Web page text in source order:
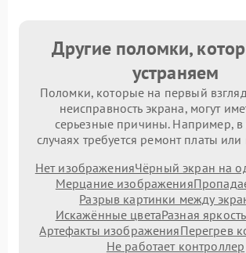
Другие поломки,
устраняем
Поломки, которые на первый
неисправность экрана, могут
серьезные причины. Например,
случаях требуется ремонт платы
Нет изображенияЧёрный экран на
Мерцание изображения
Разрыв картинки между
Искажённые цветаРазная
Артефакты изображенияПерегрев
Не работает контроллер